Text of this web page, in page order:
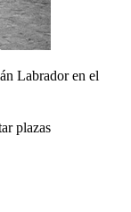
Labrador en el
plazas